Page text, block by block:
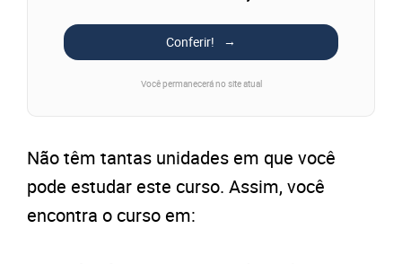
Conferir!
Você permanecerá no site atual
Não têm tantas unidades em que você
pode estudar este curso. Assim, você
encontra o curso em: